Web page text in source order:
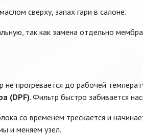
сверху, запах гари в салоне.
так как замена отдельно
прогревается до рабочей
(DPF). Фильтр быстро забивается
со временем трескается и
и меняем узел.